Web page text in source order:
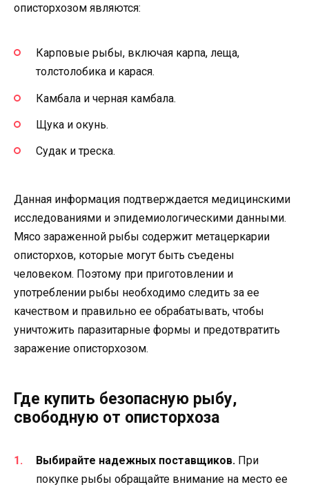
описторхозом являются:
Карповые рыбы, включая карпа, леща,
толстолобика и карася.
Камбала и черная камбала.
Щука и окунь.
Судак и треска.
Данная информация подтверждается медицинскими
исследованиями и эпидемиологическими данными.
Мясо зараженной рыбы содержит метацеркарии
описторхов, которые могут быть съедены
человеком. Поэтому при приготовлении и
употреблении рыбы необходимо следить за ее
качеством и правильно ее обрабатывать, чтобы
уничтожить паразитарные формы и предотвратить
заражение описторхозом.
Где купить безопасную рыбу,
свободную от описторхоза
Выбирайте надежных поставщиков. При
покупке рыбы обращайте внимание на место ее